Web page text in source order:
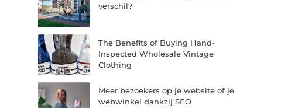
verschil?
The Benefits of Buying Hand-
Inspected Wholesale Vintage
Clothing
Meer bezoekers op je website of je
webwinkel dankzij SEO